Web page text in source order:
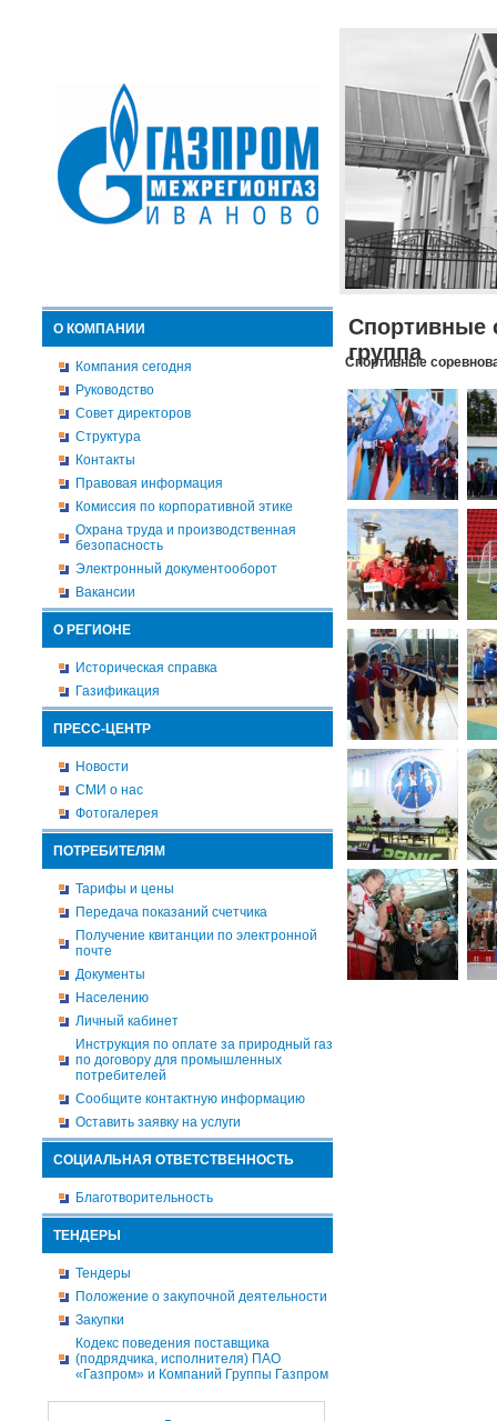
О КОМПАНИИ
Компания сегодня
Руководство
Совет директоров
Структура
Контакты
Правовая информация
Комиссия по корпоративной этике
Охрана труда и производственная
безопасность
Электронный документооборот
Вакансии
О РЕГИОНЕ
Историческая справка
Газификация
ПРЕСС-ЦЕНТР
Новости
СМИ о нас
Фотогалерея
ПОТРЕБИТЕЛЯМ
Тарифы и цены
Передача показаний счетчика
Получение квитанции по электронной
почте
Документы
Населению
Личный кабинет
Инструкция по оплате за природный газ
по договору для промышленных
потребителей
Сообщите контактную информацию
Оставить заявку на услуги
СОЦИАЛЬНАЯ ОТВЕТСТВЕННОСТЬ
Благотворительность
ТЕНДЕРЫ
Тендеры
Положение о закупочной деятельности
Закупки
Кодекс поведения поставщика
(подрядчика, исполнителя) ПАО
«Газпром» и Компаний Группы Газпром
Спортивные
группа
Спортивные